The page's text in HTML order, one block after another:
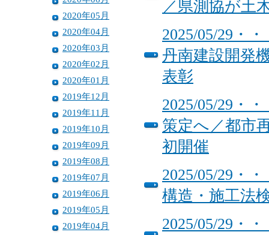
2020年05月
2020年04月
2020年03月
2020年02月
2020年01月
2019年12月
2019年11月
2019年10月
2019年09月
2019年08月
2019年07月
2019年06月
2019年05月
2019年04月
／県測協が土
2025/05/29・
丹南建設開発
表彰
2025/05/29・
策定へ／都市
初開催
2025/05/29・
構造・施工法
2025/05/29・